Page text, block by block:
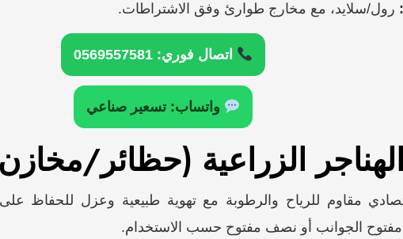
رول/سلايد، مع مخارج طوارئ وفق الاشتراطات.
اتصال فوري: 0569557581
واتساب: تسعير صناعي
مقاوم للرياح والرطوبة مع تهوية طبيعية وعزل للحفاظ
الجوانب أو نصف مفتوح حسب الاستخدام.